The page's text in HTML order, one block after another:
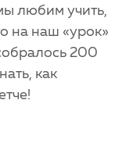
любим учить,
на наш «урок»
200
как